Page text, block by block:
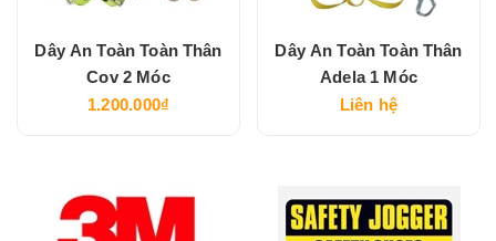
Dây An Toàn Toàn Thân
Cov 2 Móc
1.200.000₫
Dây An Toàn Toàn Thân
Adela 1 Móc
Liên hệ